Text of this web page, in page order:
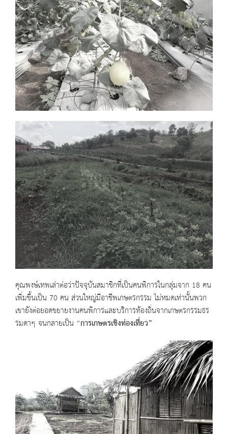
คุณพงษ์เทพเล่าต่อว่าปัจจุบันสมาชิกที่เป็นคนพิการในกลุ่มจาก 18 คน
เพิ่มขึ้นเป็น 70 คน ส่วนใหญ่มีอาชีพเกษตรกรรม ไม่หมดเท่านั้นพวก
เขายังต่อยอดขยายงานคนพิการและบริการท้องถิ่นจากเกษตรกรรมธร
รมดาๆ จนกลายเป็น “การเกษตรเชิงท่องเที่ยว”